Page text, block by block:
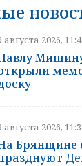
августа 2026,
августа 2026,
Брянщине